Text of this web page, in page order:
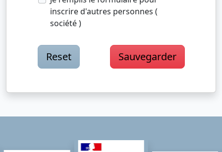
inscrire d'autres personnes (
société )
Reset Sauvegarder